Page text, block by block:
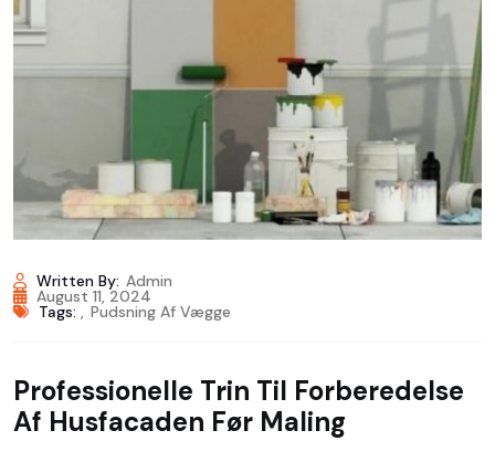
Written By: Admin
August 11, 2024
Tags: , Pudsning Af Vægge
Professionelle Trin Til Forberedelse
Af Husfacaden Før Maling